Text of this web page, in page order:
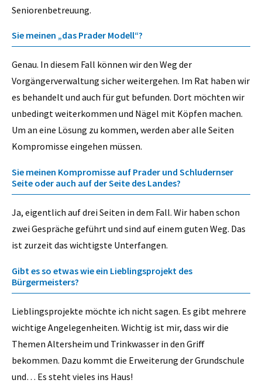
Seniorenbetreuung.
Sie meinen „das Prader Modell“?
Genau. In diesem Fall können wir den Weg der
Vorgängerverwaltung sicher weitergehen. Im Rat haben wir
es behandelt und auch für gut befunden. Dort möchten wir
unbedingt weiterkommen und Nägel mit Köpfen machen.
Um an eine Lösung zu kommen, werden aber alle Seiten
Kompromisse eingehen müssen.
Sie meinen Kompromisse auf Prader und Schludernser
Seite oder auch auf der Seite des Landes?
Ja, eigentlich auf drei Seiten in dem Fall. Wir haben schon
zwei Gespräche geführt und sind auf einem guten Weg. Das
ist zurzeit das wichtigste Unterfangen.
Gibt es so etwas wie ein Lieblingsprojekt des
Bürgermeisters?
Lieblingsprojekte möchte ich nicht sagen. Es gibt mehrere
wichtige Angelegenheiten. Wichtig ist mir, dass wir die
Themen Altersheim und Trinkwasser in den Griff
bekommen. Dazu kommt die Erweiterung der Grundschule
und… Es steht vieles ins Haus!